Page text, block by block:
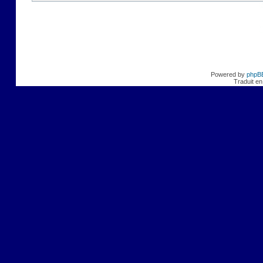
Powered by
Traduit